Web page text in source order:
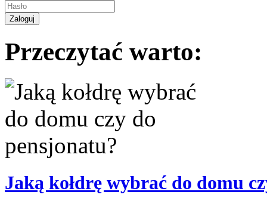
Przeczytać warto:
Jaką kołdrę wybrać do domu